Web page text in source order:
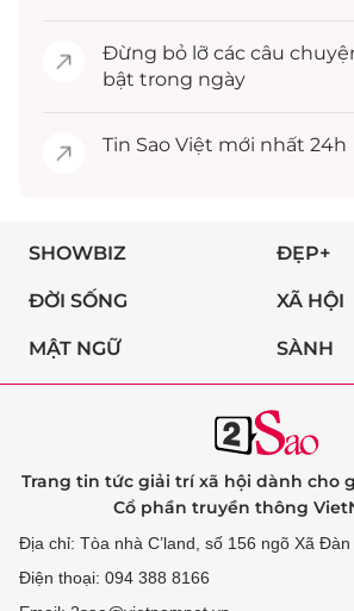
Đừng bỏ lỡ các câu
bật trong ngày
Tin Sao Việt mới nhất 24h
SHOWBIZ ĐẸP+
ĐỜI SỐNG XÃ HỘI
MẬT NGỮ SÀNH
Trang tin tức giải trí xã hội dành cho
Cổ phần truyền thông
Địa chỉ: Tòa nhà C’land, số 156 ngõ Xã
Điện thoại: 094 388 8166